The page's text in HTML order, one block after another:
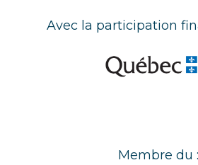
Avec la participation
Membre du :